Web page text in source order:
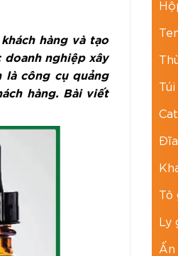
hàng và tạo
doanh nghiệp xây
công cụ quảng
hàng. Bài viết
Tô
Ly